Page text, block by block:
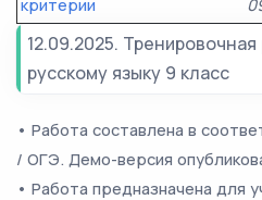
критерии
12.09.2025.
русскому языку 9 класс
• Работа составлена в
/ ОГЭ. Демо-версия
• Работа предназначена для